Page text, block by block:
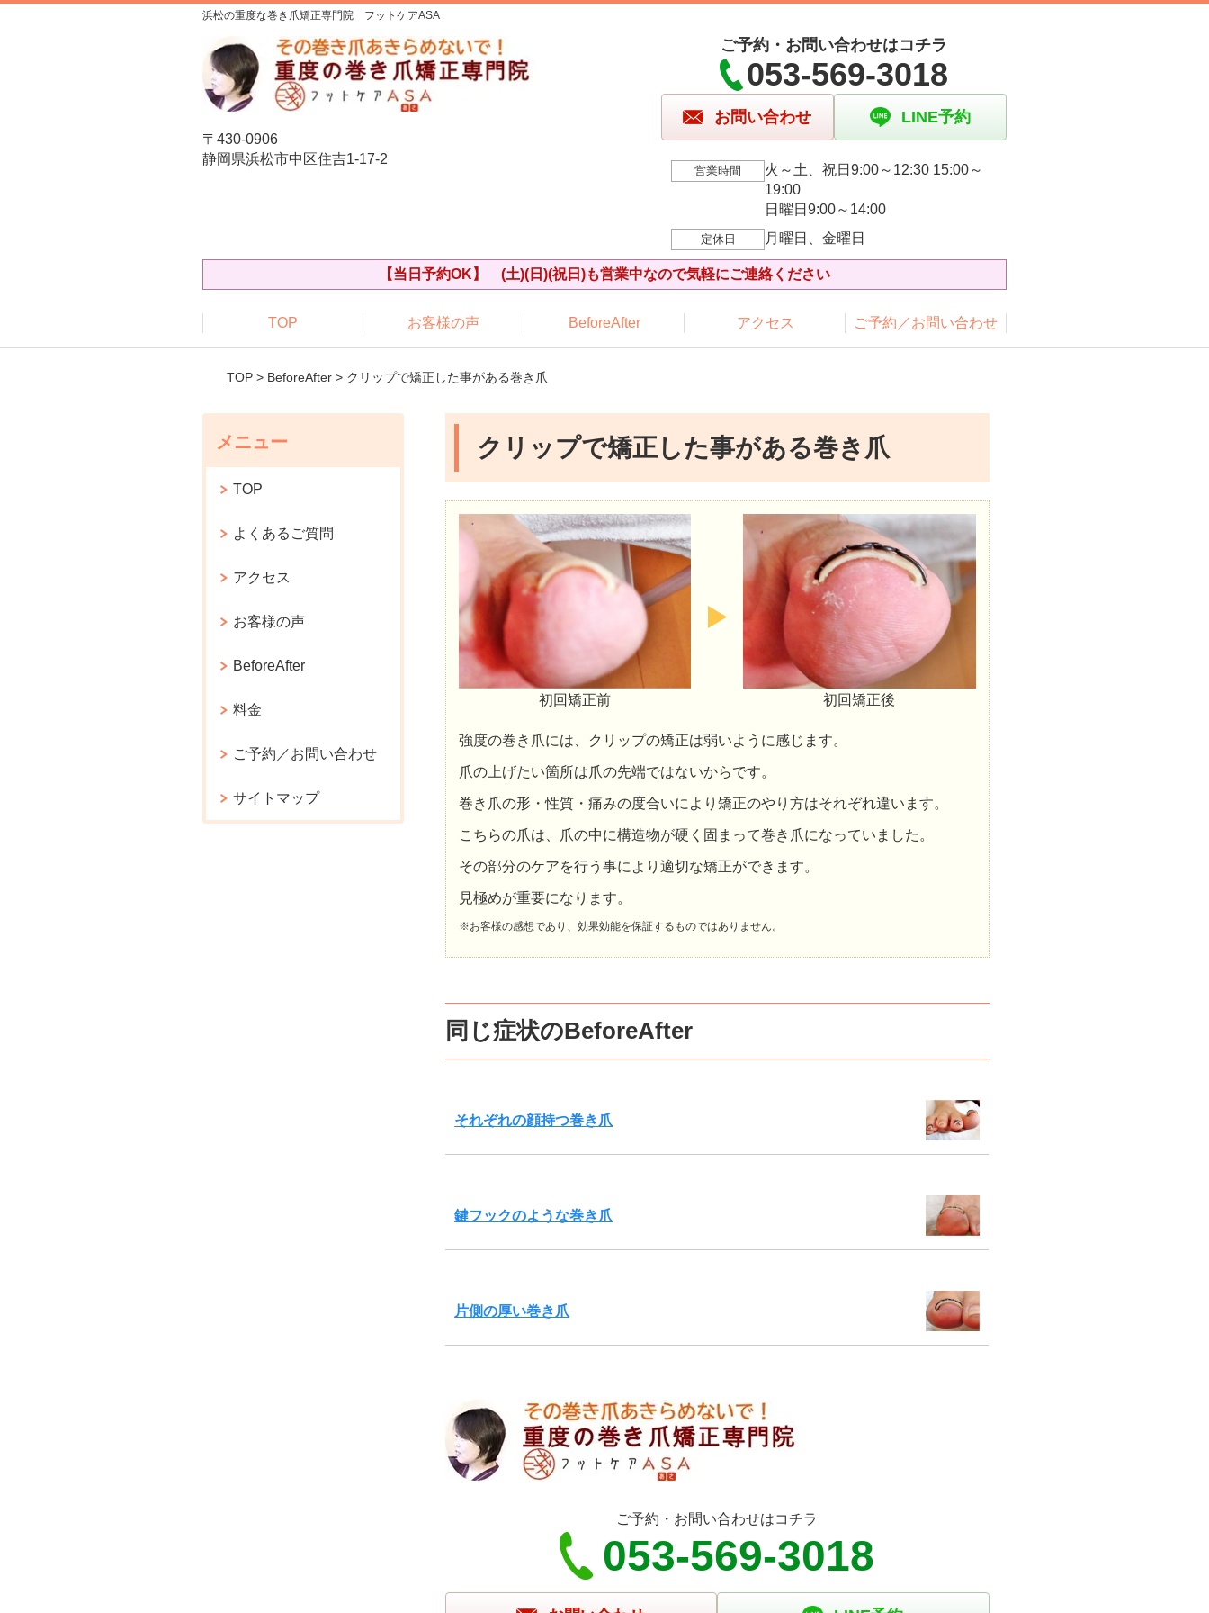
浜松の重度な巻き爪矯正専門院 フットケアASA
〒430-0906
静岡県浜松市中区住吉1-17-2
ご予約・お問い合わせはコチラ
053-569-3018
お問い合わせ LINE予約
営業時間
火～土、祝日9:00～12:30 15:00～
19:00
日曜日9:00～14:00
定休日 月曜日、金曜日
【当日予約OK】 (土)(日)(祝日)も営業中なので気軽にご連絡ください
TOP お客様の声 BeforeAfter アクセス ご予約／お問い合わせ
TOP> BeforeAfter> クリップで矯正した事がある巻き爪
クリップで矯正した事がある巻き爪
初回矯正前 初回矯正後
強度の巻き爪には、クリップの矯正は弱いように感じます。
爪の上げたい箇所は爪の先端ではないからです。
巻き爪の形・性質・痛みの度合いにより矯正のやり方はそれぞれ違います。
こちらの爪は、爪の中に構造物が硬く固まって巻き爪になっていました。
その部分のケアを行う事により適切な矯正ができます。
見極めが重要になります。
※お客様の感想であり、効果効能を保証するものではありません。
同じ症状のBeforeAfter
それぞれの顔持つ巻き爪
鍵フックのような巻き爪
片側の厚い巻き爪
ご予約・お問い合わせはコチラ
053-569-3018
メニュー
TOP
よくあるご質問
アクセス
お客様の声
BeforeAfter
料金
ご予約／お問い合わせ
サイトマップ